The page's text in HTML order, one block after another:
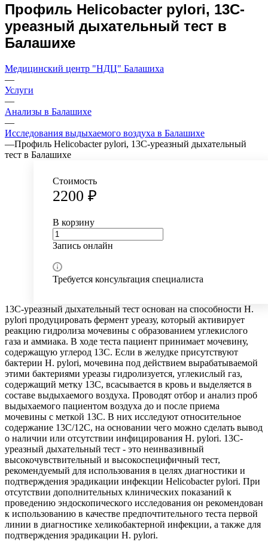
Профиль Helicobacter pylori, 13С-
уреазный дыхательный тест в
Балашихе
Медицинский центр "НДЦ" Балашиха
—
Услуги
—
Анализы в Балашихе
—
Исследования выдыхаемого воздуха в Балашихе
—Профиль Helicobacter pylori, 13С-уреазный дыхательный
тест в Балашихе
Стоимость
2200 ₽
В корзину
Запись онлайн
Требуется консультация специалиста
13С-уреазный дыхательный тест основан на способности H.
pylori продуцировать фермент уреазу, который активирует
реакцию гидролиза мочевины с образованием углекислого
газа и аммиака. В ходе теста пациент принимает мочевину,
содержащую углерод 13С. Если в желудке присутствуют
бактерии H. pylori, мочевина под действием вырабатываемой
этими бактериями уреазы гидролизуется, углекислый газ,
содержащий метку 13С, всасывается в кровь и выделяется в
составе выдыхаемого воздуха. Проводят отбор и анализ проб
выдыхаемого пациентом воздуха до и после приема
мочевины с меткой 13С. В них исследуют относительное
содержание 13С/12С, на основании чего можно сделать вывод
о наличии или отсутствии инфицирования H. рylori. 13С-
уреазный дыхательный тест - это неинвазивный
высокочувствительный и высокоспецифичный тест,
рекомендуемый для использования в целях диагностики и
подтверждения эрадикации инфекции Helicobacter pylori. При
отсутствии дополнительных клинических показаний к
проведению эндоскопического исследования он рекомендован
к использованию в качестве предпочтительного теста первой
линии в диагностике хеликобактерной инфекции, а также для
подтверждения эрадикации H. pylori.